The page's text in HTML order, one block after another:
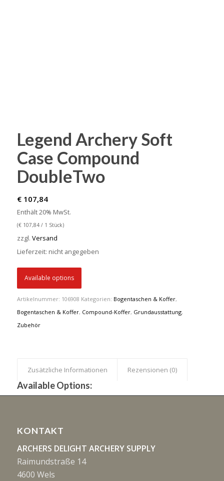
Legend Archery Soft
Case Compound
DoubleTwo
€107,84
Enthält 20% MwSt.
(€107,84/ 1 Stück)
zzgl. Versand
Lieferzeit: nicht angegeben
Available options
Artikelnummer: 106908 Kategorien: Bogentaschen & Koffer,
Bogentaschen & Koffer, Compound-Koffer, Grundausstattung,
Zubehör
Zusätzliche Informationen Rezensionen (0)
Available Options:
KONTAKT
ARCHERS DELIGHT ARCHERY SUPPLY
Raimundstraße 14
4600 Wels